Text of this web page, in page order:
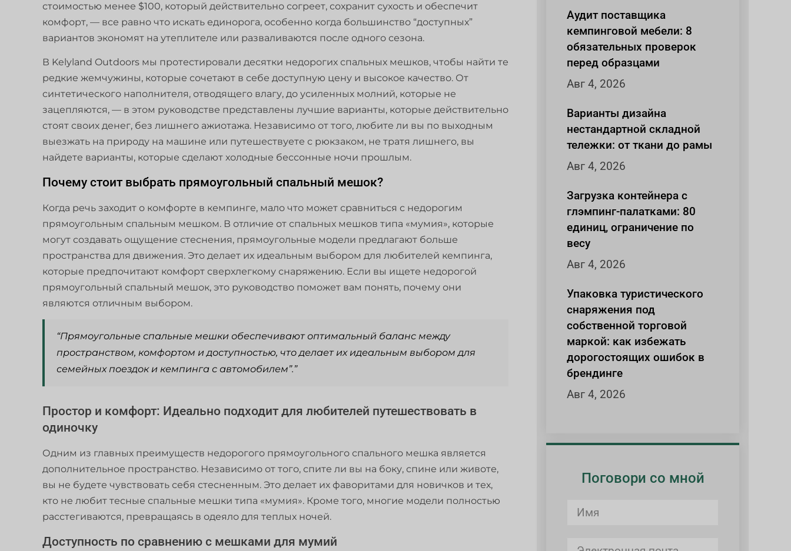
стоимостью менее $100, который действительно согреет, сохранит сухость и обеспечит
комфорт, — все равно что искать единорога, особенно когда большинство “доступных”
вариантов экономят на утеплителе или разваливаются после одного сезона.
В Kelyland Outdoors мы протестировали десятки недорогих спальных мешков, чтобы найти те
редкие жемчужины, которые сочетают в себе доступную цену и высокое качество. От
синтетического наполнителя, отводящего влагу, до усиленных молний, которые не
зацепляются, — в этом руководстве представлены лучшие варианты, которые действительно
стоят своих денег, без лишнего ажиотажа. Независимо от того, любите ли вы по выходным
выезжать на природу на машине или путешествуете с рюкзаком, не тратя лишнего, вы
найдете варианты, которые сделают холодные бессонные ночи прошлым.
Почему стоит выбрать прямоугольный спальный мешок?
Когда речь заходит о комфорте в кемпинге, мало что может сравниться с недорогим
прямоугольным спальным мешком. В отличие от спальных мешков типа «мумия», которые
могут создавать ощущение стеснения, прямоугольные модели предлагают больше
пространства для движения. Это делает их идеальным выбором для любителей кемпинга,
которые предпочитают комфорт сверхлегкому снаряжению. Если вы ищете недорогой
прямоугольный спальный мешок, это руководство поможет вам понять, почему они
являются отличным выбором.
“Прямоугольные спальные мешки обеспечивают оптимальный баланс между
пространством, комфортом и доступностью, что делает их идеальным выбором для
семейных поездок и кемпинга с автомобилем”.”
Простор и комфорт: Идеально подходит для любителей путешествовать в
одиночку
Одним из главных преимуществ недорогого прямоугольного спального мешка является
дополнительное пространство. Независимо от того, спите ли вы на боку, спине или животе,
вы не будете чувствовать себя стесненным. Это делает их фаворитами для новичков и тех,
кто не любит тесные спальные мешки типа «мумия». Кроме того, многие модели полностью
расстегиваются, превращаясь в одеяло для теплых ночей.
Доступность по сравнению с мешками для мумий
Аудит поставщика
кемпинговой мебели: 8
обязательных проверок
перед образцами
Авг 4, 2026
Варианты дизайна
нестандартной складной
тележки: от ткани до рамы
Авг 4, 2026
Загрузка контейнера с
глэмпинг-палатками: 80
единиц, ограничение по
весу
Авг 4, 2026
Упаковка туристического
снаряжения под
собственной торговой
маркой: как избежать
дорогостоящих ошибок в
брендинге
Авг 4, 2026
Поговори со мной